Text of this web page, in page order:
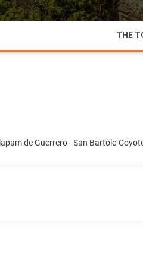
THE
de Guerrero - San Bartolo